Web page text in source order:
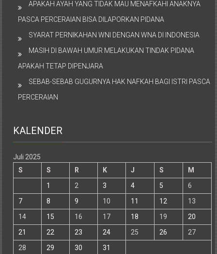
APAKAH AYAH YANG TIDAK MAU MENAFKAHI ANAKNYA
PASCA PERCERAIAN BISA DILAPORKAN PIDANA
SYARAT PERNIKAHAN WNI DENGAN WNA DI INDONESIA
MASIH DI BAWAH UMUR MELAKUKAN TINDAK PIDANA
APAKAH TETAP DIPENJARA
SEBAB-SEBAB GUGURNYA HAK NAFKAH BAGI ISTRI PASCA
PERCERAIAN
KALENDER
Juli 2025
S
S R K J S
M
1
2 3 4 5
6
7
8 9 10 11 12
13
14
15 16 17 18 19
20
21
22 23 24 25 26
27
28
29 30 31